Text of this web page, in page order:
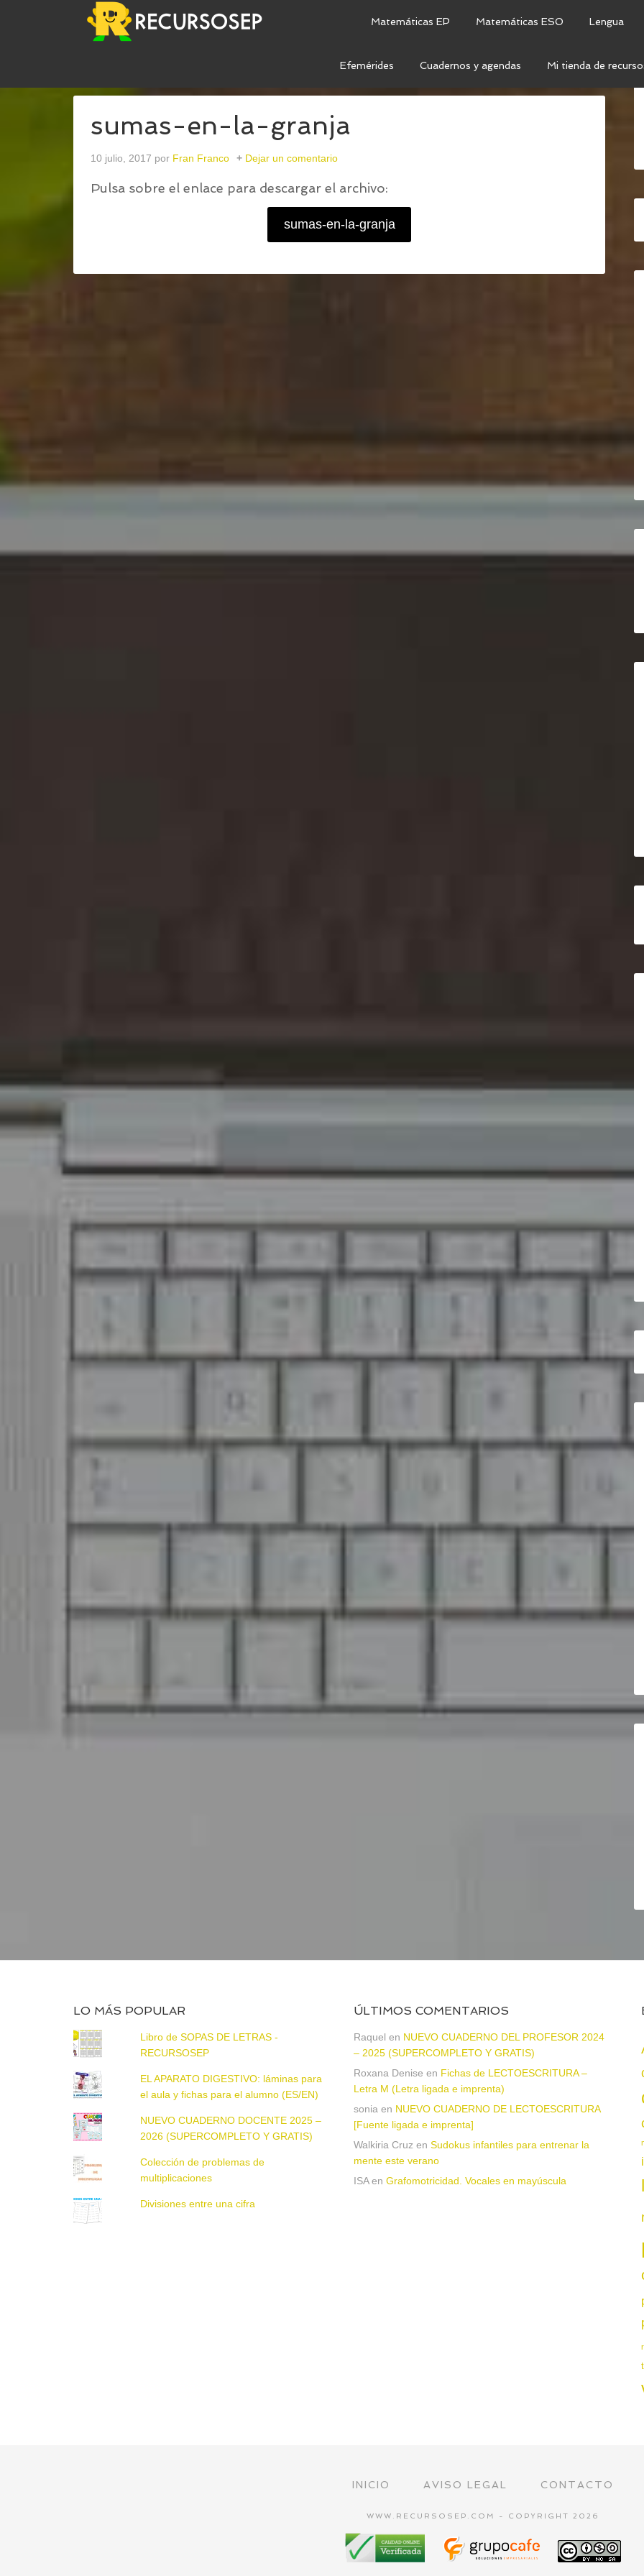
Matemáticas EP Matemáticas ESO Lengua
Efemérides Cuadernos y agendas Mi tienda de
sumas-en-la-granja
10 julio, 2017 por Fran Franco Dejar un comentario
Pulsa sobre el enlace para descargar el archivo:
sumas-en-la-granja
LO MÁS POPULAR
Libro de SOPAS DE LETRAS -
RECURSOSEP
EL APARATO DIGESTIVO: láminas para
el aula y fichas para el alumno (ES/EN)
NUEVO CUADERNO DOCENTE 2025 –
2026 (SUPERCOMPLETO Y GRATIS)
Colección de problemas de
multiplicaciones
Divisiones entre una cifra
ÚLTIMOS COMENTARIOS
Raquel en NUEVO CUADERNO DEL PROFESOR 2024
– 2025 (SUPERCOMPLETO Y GRATIS)
Roxana Denise en Fichas de LECTOESCRITURA –
Letra M (Letra ligada e imprenta)
sonia en NUEVO CUADERNO DE LECTOESCRITURA
[Fuente ligada e imprenta]
Walkiria Cruz en Sudokus infantiles para entrenar la
mente este verano
ISAen Grafomotricidad. Vocales en mayúscula
INICIO AVISO LEGAL CONTACTO
WWW.RECURSOSEP.COM - COPYRIGHT 2026